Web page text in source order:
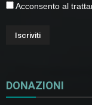
Acconsento al
DONAZIONI